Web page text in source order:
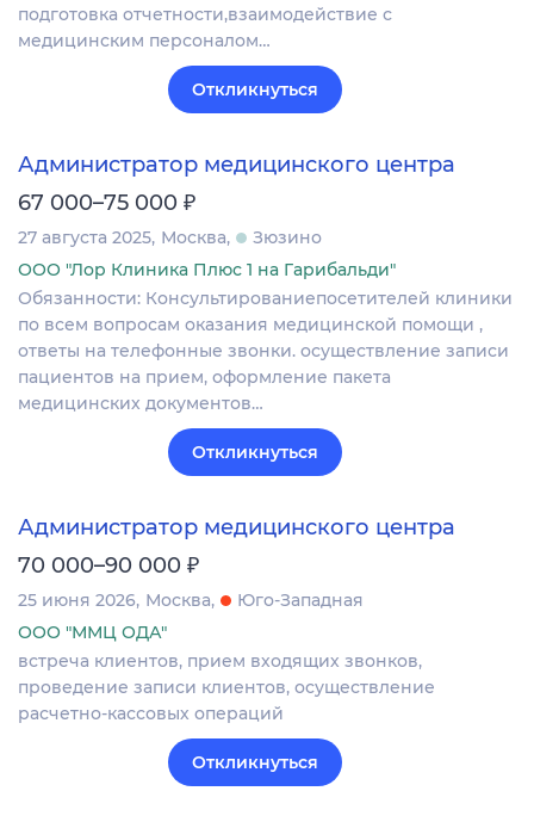
подготовка отчетности,взаимодействие с
медицинским персоналом…
Откликнуться
Администратор медицинского центра
67 000–75 000 ₽
27 августа 2025 Москва
Зюзино
ООО "Лор Клиника Плюс 1 на Гарибальди"
Обязанности: Консультированиепосетителей клиники
по всем вопросам оказания медицинской помощи ,
ответы на телефонные звонки. осуществление записи
пациентов на прием, оформление пакета
медицинских документов…
Откликнуться
Администратор медицинского центра
70 000–90 000 ₽
25 июня 2026 Москва
Юго-Западная
ООО "ММЦ ОДА"
встреча клиентов, прием входящих звонков,
проведение записи клиентов, осуществление
расчетно-кассовых операций
Откликнуться